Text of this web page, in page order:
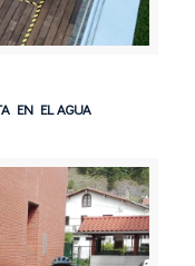
EN EL AGUA